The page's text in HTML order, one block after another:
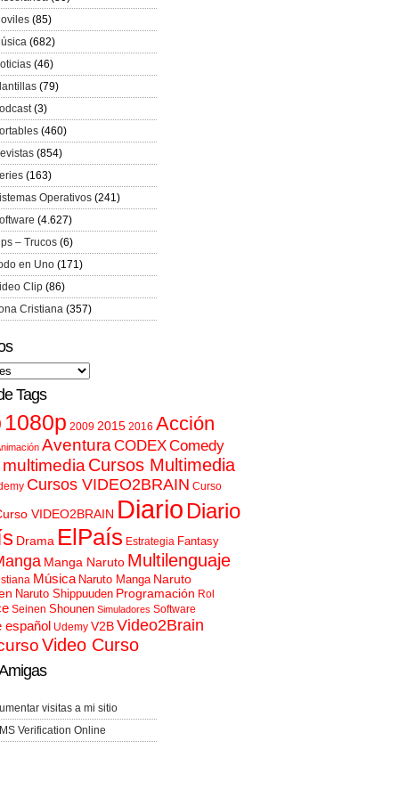
(85)
(682)
(46)
(79)
(3)
(460)
(854)
(163)
Operativos (241)
(4.627)
– Trucos (6)
en Uno (171)
Clip (86)
Cristiana (357)
Tags
1080p 2009 2015 2016 Acción
AventuraCODEXComedy
Cursos Multimedia
Cursos VIDEO2BRAIN Curso
VIDEO2BRAIN Diario Diario
Drama ElPaís Estrategia Fantasy
Manga Naruto Multilenguaje
Música Naruto Manga Naruto
Naruto Shippuuden Programación Rol
Seinen Shounen Simuladores Software
español Udemy V2BVideo2Brain
Video Curso
visitas a mi sitio
Verification Online